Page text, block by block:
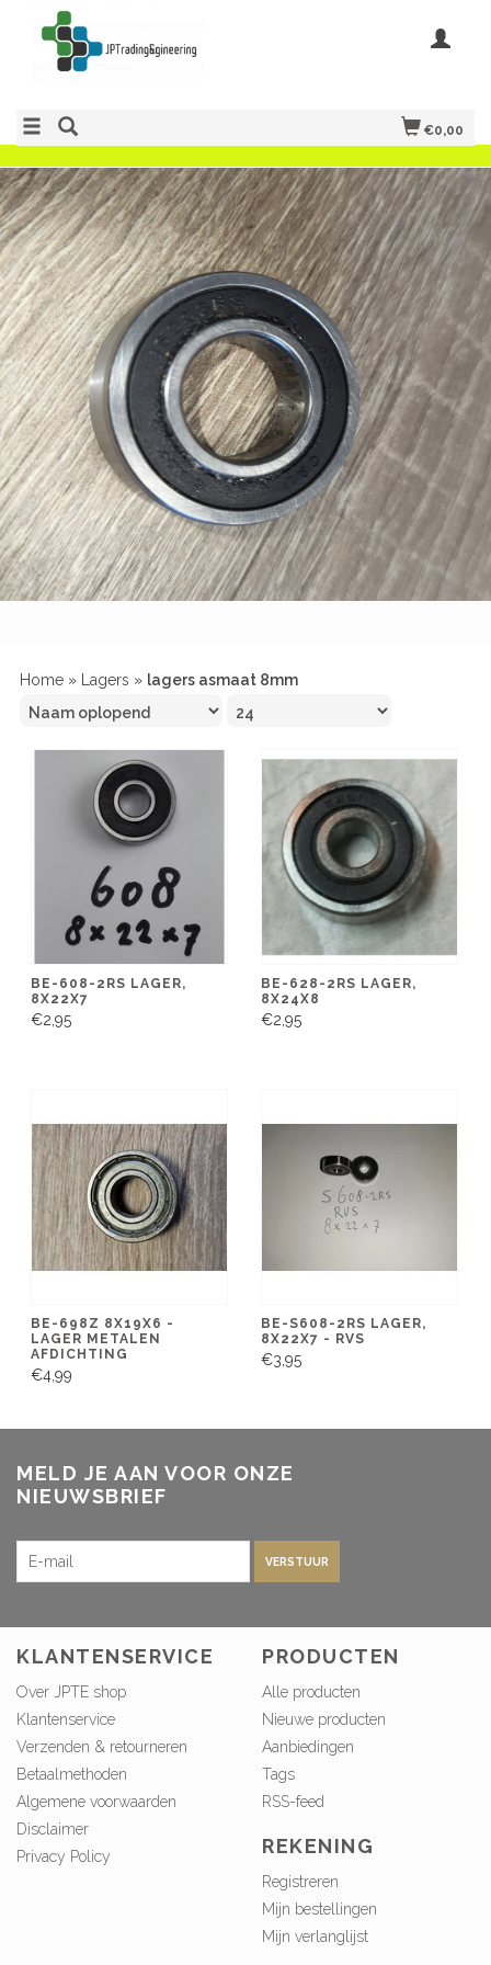
€0,00
Home » Lagers » lagers asmaat 8mm
BE-608-2RS LAGER,
8X22X7
€2,95
BE-628-2RS LAGER,
8X24X8
€2,95
BE-698Z 8X19X6 -
LAGER METALEN
AFDICHTING
€4,99
BE-S608-2RS LAGER,
8X22X7 - RVS
€3,95
MELD JE AAN VOOR ONZE
NIEUWSBRIEF
VERSTUUR
KLANTENSERVICE
Over JPTE shop
Klantenservice
Verzenden & retourneren
Betaalmethoden
Algemene voorwaarden
Disclaimer
Privacy Policy
PRODUCTEN
Alle producten
Nieuwe producten
Aanbiedingen
Tags
RSS-feed
REKENING
Registreren
Mijn bestellingen
Mijn verlanglijst